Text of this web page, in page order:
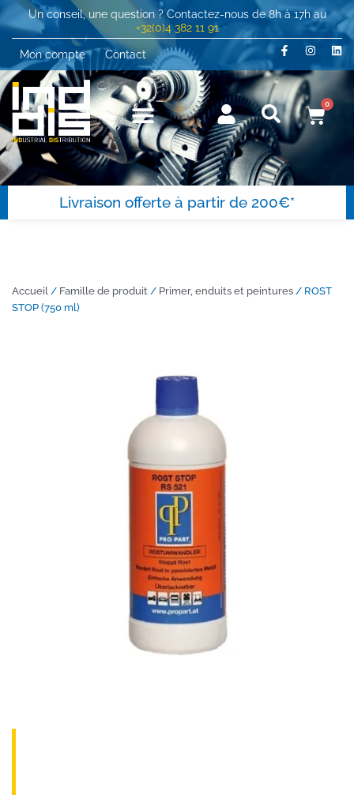
Un conseil, une question ? Contactez-nous de 8h à 17h au
+32(0)4 382 11 91
Mon compte
Contact
0
Livraison offerte à partir de 200€*
Accueil / Famille de produit / Primer, enduits et peintures / ROST
STOP (750 ml)